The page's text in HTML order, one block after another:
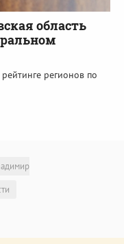
область
регионов по